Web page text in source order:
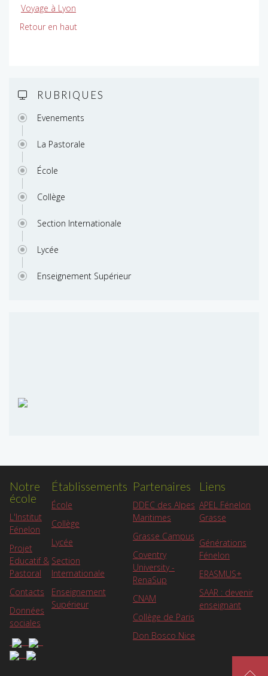
Voyage à Lyon
Retour en haut
RUBRIQUES
Evenements
La Pastorale
École
Collège
Section Internationale
Lycée
Enseignement Supérieur
Notre
école
L'Institut
Fénelon
Projet
Educatif &
Pastoral
Contacts
Données
sociales
Établissements
École
Collège
Lycée
Section
Internationale
Enseignement
Supérieur
Partenaires
DDEC des Alpes
Maritimes
Grasse Campus
Coventry
University -
RenaSup
CNAM
Collège de Paris
Don Bosco Nice
Liens
APEL Fénelon
Grasse
Générations
Fénelon
ERASMUS+
SAAR : devenir
enseignant